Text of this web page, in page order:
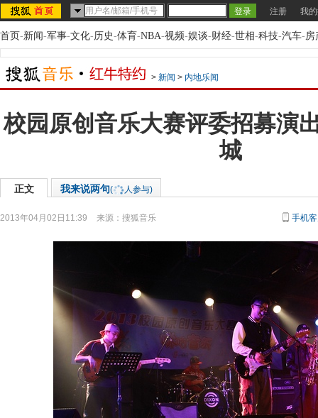
注册 我
首页-新闻-军事-文化-历史-体育-NBA-视频-娱谈-财经-世相-科技-汽车-房
> 新闻 > 内地乐闻
校园原创音乐大赛评委招募演
城
正文 我来说两句( 人参与)
2013年04月02日11:39 来源： 搜狐音乐 手机